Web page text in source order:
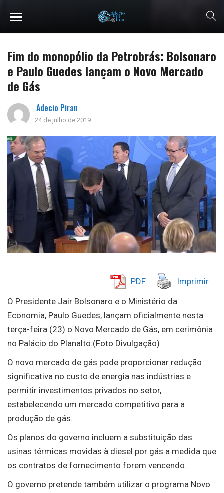
Fim do monopólio da Petrobrás: Bolsonaro
e Paulo Guedes lançam o Novo Mercado
de Gás
Adecio Piran
24 de julho de 2019
PDF Imprimir
O Presidente Jair Bolsonaro e o Ministério da
Economia, Paulo Guedes, lançam oficialmente nesta
terça-feira (23) o Novo Mercado de Gás, em cerimônia
no Palácio do Planalto.(Foto:Divulgação)
O novo mercado de gás pode proporcionar redução
significativa no custo de energia nas indústrias e
permitir investimentos privados no setor,
estabelecendo um mercado competitivo para a
produção de gás.
Os planos do governo incluem a substituição das
usinas térmicas movidas à diesel por gás a medida que
os contratos de fornecimento forem vencendo.
O governo pretende também utilizar o programa Novo